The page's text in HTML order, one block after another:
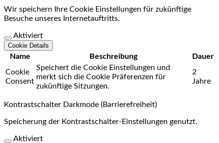
Wir speichern Ihre Cookie Einstellungen für zukünftige
Besuche unseres Internetauftritts.
Aktiviert
Cookie Details
Name Beschreibung
Dauer
Cookie
Consent
Speichert die Cookie Einstellungen und
merkt sich die Cookie Präferenzen für
zukünftige Sitzungen.
2
Jahre
Kontrastschalter Darkmode (Barrierefreiheit)
Speicherung der Kontrastschalter-Einstellungen genutzt.
Aktiviert